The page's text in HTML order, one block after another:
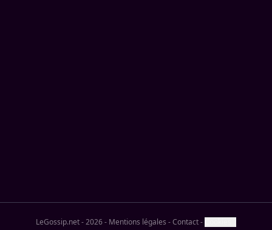
LeGossip.net - 2026- Mentions légales -Contact-